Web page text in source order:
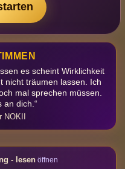
es scheint Wirklichkeit
nicht träumen lassen. Ich
mal sprechen müssen.
an dich.“
NOKII
- lesen